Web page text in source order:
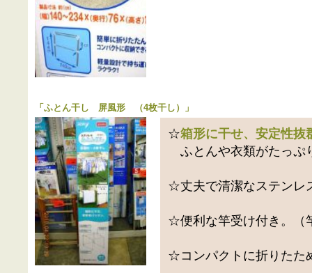
「 ふとん干し 屏風形 （4枚干し） 」
☆箱形に干せ、安定性抜
ふとんや衣類がたっぷ
☆丈夫で清潔なステンレ
☆便利な竿受け付き。（
☆コンパクトに折りたた